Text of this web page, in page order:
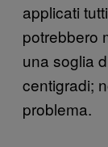
applicati
potrebbero
una soglia
centigradi;
problema.